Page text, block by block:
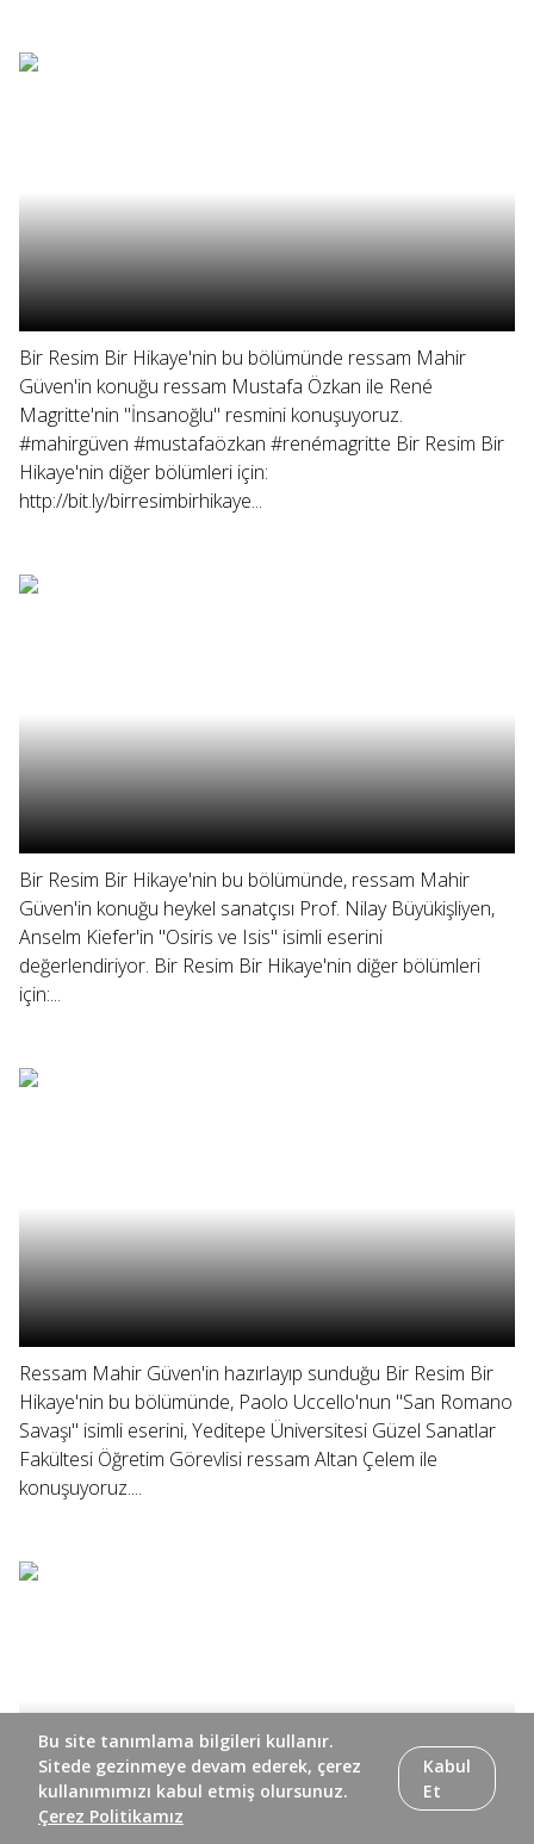
Bir Resim Bir Hikaye'nin bu bölümünde ressam Mahir
Güven'in konuğu ressam Mustafa Özkan ile René
Magritte'nin "İnsanoğlu" resmini konuşuyoruz.
#mahirgüven #mustafaözkan #renémagritte Bir Resim Bir
Hikaye'nin diğer bölümleri için:
http://bit.ly/birresimbirhikaye...
Bir Resim Bir Hikaye'nin bu bölümünde, ressam Mahir
Güven'in konuğu heykel sanatçısı Prof. Nilay Büyükişliyen,
Anselm Kiefer'in "Osiris ve Isis" isimli eserini
değerlendiriyor. Bir Resim Bir Hikaye'nin diğer bölümleri
için:...
Ressam Mahir Güven'in hazırlayıp sunduğu Bir Resim Bir
Hikaye'nin bu bölümünde, Paolo Uccello'nun "San Romano
Savaşı" isimli eserini, Yeditepe Üniversitesi Güzel Sanatlar
Fakültesi Öğretim Görevlisi ressam Altan Çelem ile
konuşuyoruz....
Bu site tanımlama bilgileri kullanır.
Sitede gezinmeye devam ederek, çerez
kullanımımızı kabul etmiş olursunuz.
Çerez Politikamız
Kabul
Et